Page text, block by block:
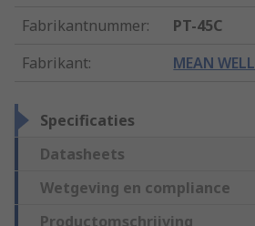
Fabrikantnummer:
PT-45C
Fabrikant: MEAN WELL
Specificaties
Datasheets
Wetgeving en compliance
Productomschrijving